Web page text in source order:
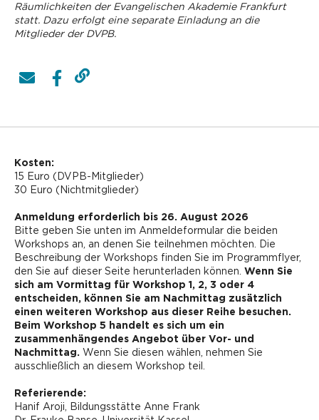
Räumlichkeiten der Evangelischen Akademie Frankfurt
statt. Dazu erfolgt eine separate Einladung an die
Mitglieder der DVPB.
Kosten:
15 Euro (DVPB-Mitglieder)
30 Euro (Nichtmitglieder)
Anmeldung erforderlich bis 26. August 2026
Bitte geben Sie unten im Anmeldeformular die beiden
Workshops an, an denen Sie teilnehmen möchten. Die
Beschreibung der Workshops finden Sie im Programmflyer,
den Sie auf dieser Seite herunterladen können. Wenn Sie
sich am Vormittag für Workshop 1, 2, 3 oder 4
entscheiden, können Sie am Nachmittag zusätzlich
einen weiteren Workshop aus dieser Reihe besuchen.
Beim Workshop 5 handelt es sich um ein
zusammenhängendes Angebot über Vor- und
Nachmittag. Wenn Sie diesen wählen, nehmen Sie
ausschließlich an diesem Workshop teil.
Referierende:
Hanif Aroji, Bildungsstätte Anne Frank